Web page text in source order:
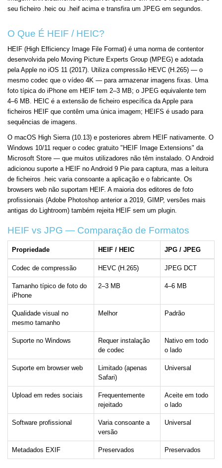
seu ficheiro .heic ou .heif acima e transfira um JPEG em segundos.
O Que É HEIF / HEIC?
HEIF (High Efficiency Image File Format) é uma norma de contentor
desenvolvida pelo Moving Picture Experts Group (MPEG) e adotada
pela Apple no iOS 11 (2017). Utiliza compressão HEVC (H.265) — o
mesmo codec que o vídeo 4K — para armazenar imagens fixas. Uma
foto típica do iPhone em HEIF tem 2–3 MB; o JPEG equivalente tem
4–6 MB. HEIC é a extensão de ficheiro específica da Apple para
ficheiros HEIF que contêm uma única imagem; HEIFS é usado para
sequências de imagens.
O macOS High Sierra (10.13) e posteriores abrem HEIF nativamente. O
Windows 10/11 requer o codec gratuito "HEIF Image Extensions" da
Microsoft Store — que muitos utilizadores não têm instalado. O Android
adicionou suporte a HEIF no Android 9 Pie para captura, mas a leitura
de ficheiros .heic varia consoante a aplicação e o fabricante. Os
browsers web não suportam HEIF. A maioria dos editores de foto
profissionais (Adobe Photoshop anterior a 2019, GIMP, versões mais
antigas do Lightroom) também rejeita HEIF sem um plugin.
HEIF vs JPG — Comparação de Formatos
Propriedade HEIF / HEIC JPG / JPEG
Codec de compressão HEVC (H.265) JPEG DCT
Tamanho típico de foto do
iPhone
2–3 MB 4–6 MB
Qualidade visual no
mesmo tamanho
Melhor Padrão
Suporte no Windows
Requer instalação
de codec
Nativo em todo
o lado
Suporte em browser web
Limitado (apenas
Safari)
Universal
Upload em redes sociais
Frequentemente
rejeitado
Aceite em todo
o lado
Software profissional
Varia consoante a
versão
Universal
Metadados EXIF Preservados Preservados